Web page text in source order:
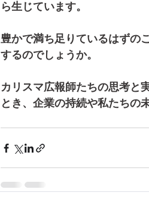
ら生じています。
豊かで満ち足りているはずの
するのでしょうか。
カリスマ広報師たちの思考と
とき、企業の持続や私たちの